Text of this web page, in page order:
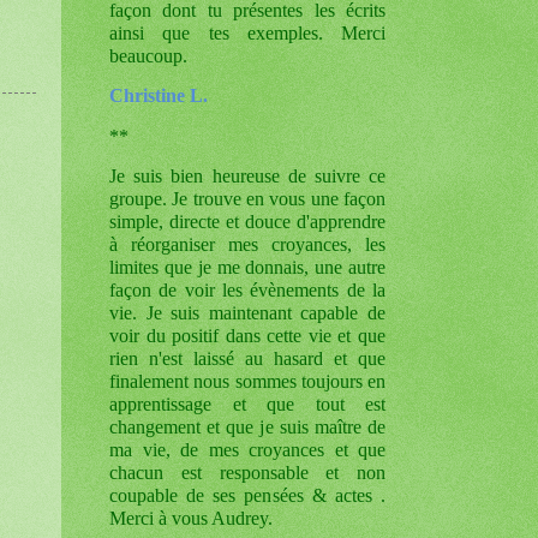
façon dont tu présentes les écrits
ainsi que tes exemples. Merci
beaucoup.
Christine L.
**
Je suis bien heureuse de suivre ce
groupe. Je trouve en vous une façon
simple, directe et douce d'apprendre
à réorganiser mes croyances, les
limites que je me donnais, une autre
façon de voir les évènements de la
vie. Je suis maintenant capable de
voir du positif dans cette vie et que
rien n'est laissé au hasard et que
finalement nous sommes toujours en
apprentissage et que tout est
changement et que je suis maître de
ma vie, de mes croyances et que
chacun est responsable et non
coupable de ses pensées & actes .
Merci à vous Audrey.